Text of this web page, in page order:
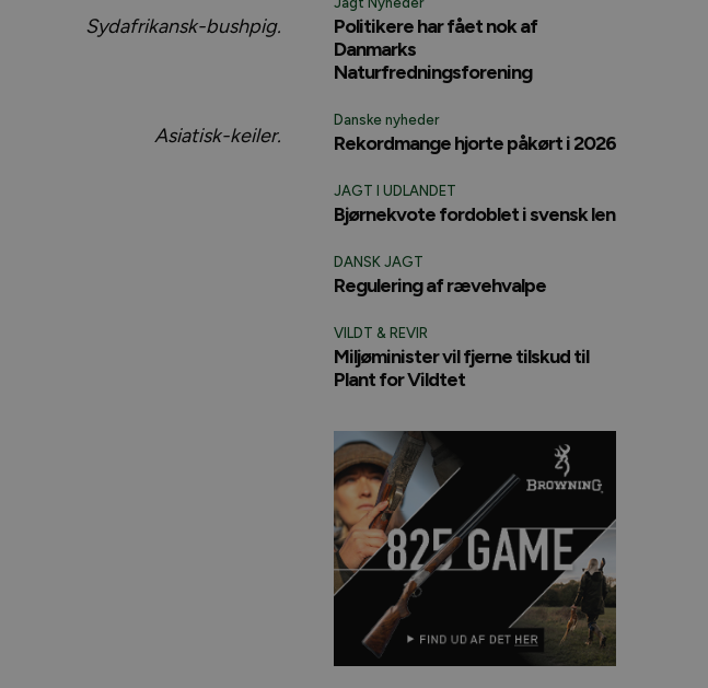
Sydafrikansk-bushpig.
Asiatisk-keiler.
Politikere har fået nok af
Danmarks
Naturfredningsforening
Danske nyheder
Rekordmange hjorte påkørt i 2026
JAGT I UDLANDET
Bjørnekvote fordoblet i svensk len
DANSK JAGT
Regulering af rævehvalpe
VILDT & REVIR
Miljøminister vil fjerne tilskud til
Plant for Vildtet